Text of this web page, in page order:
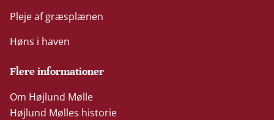
Pleje af græsplænen
Høns i haven
Flere informationer
Om Højlund Mølle
Højlund Mølles historie